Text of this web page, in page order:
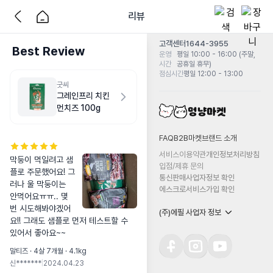
리뷰
Best Review
굿씨
그레인프리 치킨
먼치즈 100g
막둥이 먹일려고 샘
플로 주문했어요! 그
러나 울 막둥이는
안먹어요ㅠㅠ.. 몇
번 시도해봐야겠어
요!! 그래도 샘플로 먼저 테스트할 수
있어서 좋아요~~
말티즈 · 4살 7개월 · 4.1kg
신******* 2024.04.23
고객센터1644-3955
운영
시간
평일 10:00 - 16:00 (주말,
공휴일 휴무)
점심시간평일 12:00 - 13:00
FAQB2B마켓 브랜드 소개
서비스이용약관개인정보처리방침
입점/제휴 문의
통신판매사업자정보 확인
에스크로서비스가입 확인
(주)에필 사업자 정보